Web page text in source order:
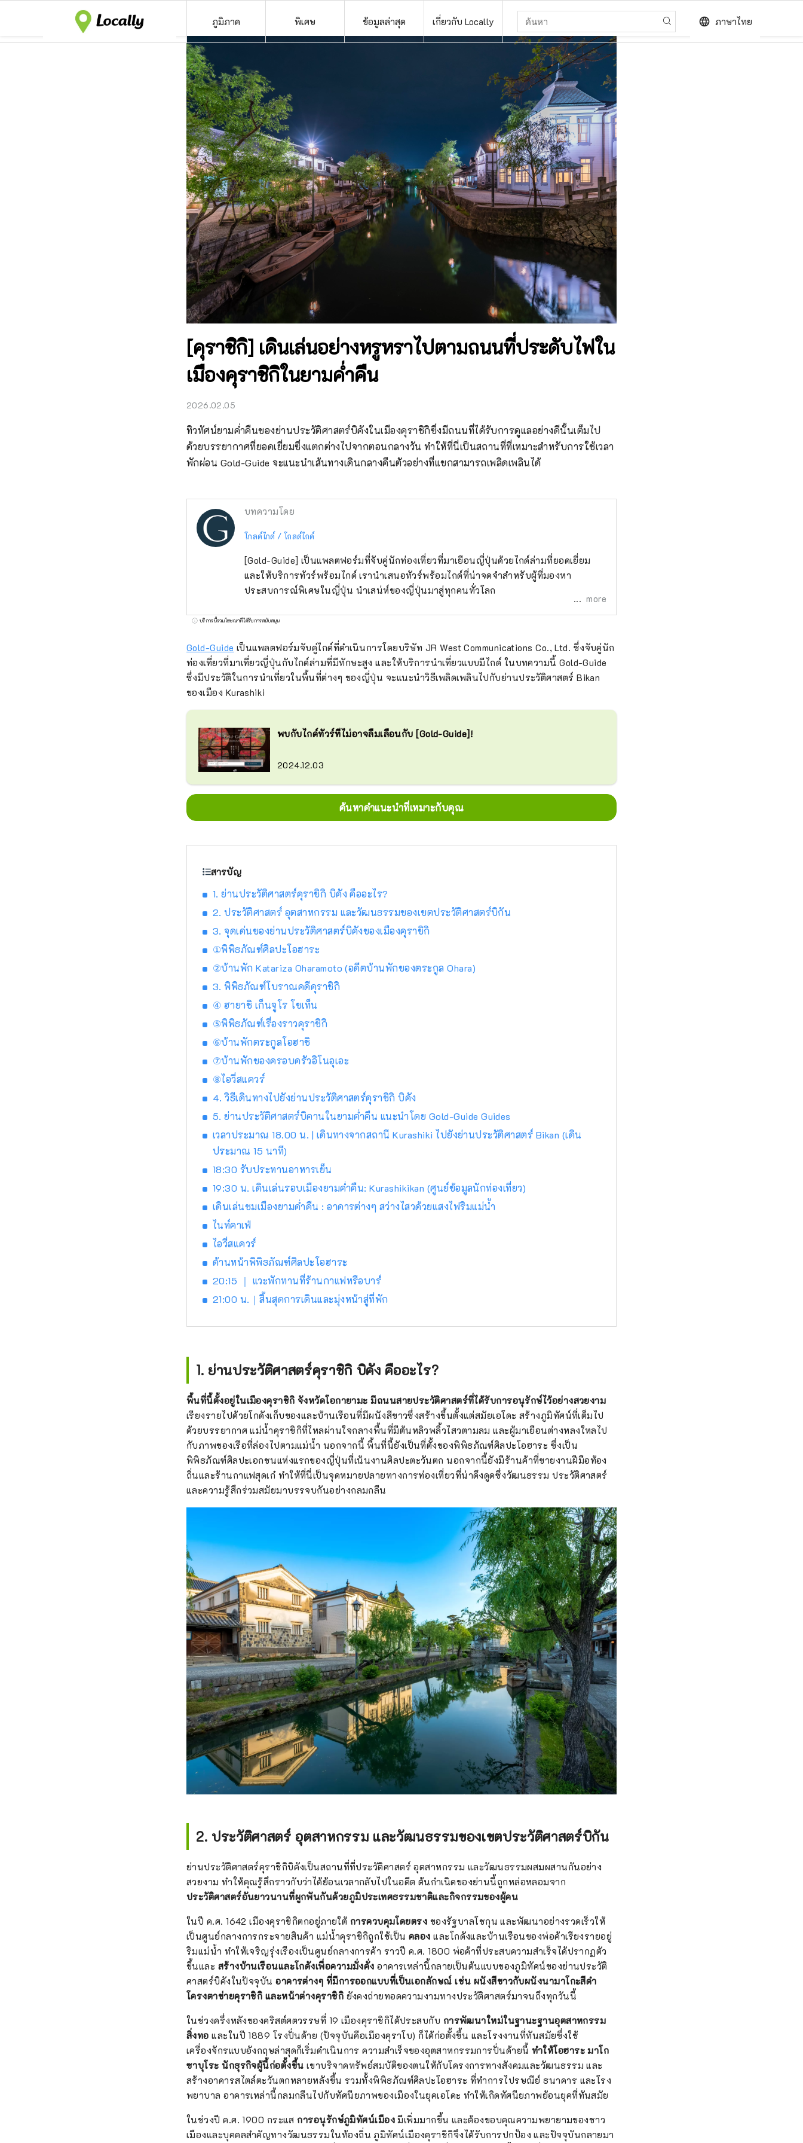
ภูมิภาค พิเศษ ข้อมูลล่าสุด เกี่ยวกับ Locally language ภาษาไทย
[คุราชิกิ] เดินเล่นอย่างหรูหราไปตามถนนที่ประดับไฟใน
เมืองคุราชิกิในยามค่ำคืน
2026.02.05
ทิวทัศน์ยามค่ำคืนของย่านประวัติศาสตร์บิคังในเมืองคุราชิกิซึ่งมีถนนที่ได้รับการดูแลอย่างดีนั้นเต็มไป
ด้วยบรรยากาศที่ยอดเยี่ยมซึ่งแตกต่างไปจากตอนกลางวัน ทำให้ที่นี่เป็นสถานที่ที่เหมาะสำหรับการใช้เวลา
พักผ่อน Gold-Guide จะแนะนำเส้นทางเดินกลางคืนตัวอย่างที่แขกสามารถเพลิดเพลินได้
บทความโดย
โกลด์ไกด์ / โกลด์ไกด์
[Gold-Guide] เป็นแพลตฟอร์มที่จับคู่นักท่องเที่ยวที่มาเยือนญี่ปุ่นด้วยไกด์ล่ามที่ยอดเยี่ยม
และให้บริการทัวร์พร้อมไกด์ เรานำเสนอทัวร์พร้อมไกด์ที่น่าจดจำสำหรับผู้ที่มองหา
ประสบการณ์พิเศษในญี่ปุ่น นำเสน่ห์ของญี่ปุ่นมาสู่ทุกคนทั่วโลก
more
บริการนี้รวมโฆษณาที่ได้รับการสนับสนุน
Gold-Guide เป็นแพลตฟอร์มจับคู่ไกด์ที่ดำเนินการโดยบริษัท JR West Communications Co., Ltd. ซึ่งจับคู่นัก
ท่องเที่ยวที่มาเที่ยวญี่ปุ่นกับไกด์ล่ามที่มีทักษะสูง และให้บริการนำเที่ยวแบบมีไกด์ ในบทความนี้ Gold-Guide
ซึ่งมีประวัติในการนำเที่ยวในพื้นที่ต่างๆ ของญี่ปุ่น จะแนะนำวิธีเพลิดเพลินไปกับย่านประวัติศาสตร์ Bikan
ของเมือง Kurashiki
พบกับไกด์ทัวร์ที่ไม่อาจลืมเลือนกับ [Gold-Guide]!
2024.12.03
ค้นหาคำแนะนำที่เหมาะกับคุณ
สารบัญ
1. ย่านประวัติศาสตร์คุราชิกิ บิคัง คืออะไร?
2. ประวัติศาสตร์ อุตสาหกรรม และวัฒนธรรมของเขตประวัติศาสตร์บิกัน
3. จุดเด่นของย่านประวัติศาสตร์บิคังของเมืองคุราชิกิ
①พิพิธภัณฑ์ศิลปะโอฮาระ
②บ้านพัก Katariza Oharamoto (อดีตบ้านพักของตระกูล Ohara)
3. พิพิธภัณฑ์โบราณคดีคุราชิกิ
④ ฮายาชิ เก็นจูโร โชเท็น
⑤พิพิธภัณฑ์เรื่องราวคุราชิกิ
⑥บ้านพักตระกูลโอฮาชิ
⑦บ้านพักของครอบครัวอิโนอุเอะ
⑧ไอวี่สแควร์
4. วิธีเดินทางไปยังย่านประวัติศาสตร์คุราชิกิ บิคัง
5. ย่านประวัติศาสตร์บิคานในยามค่ำคืน แนะนำโดย Gold-Guide Guides
เวลาประมาณ 18.00 น. | เดินทางจากสถานี Kurashiki ไปยังย่านประวัติศาสตร์ Bikan (เดิน
ประมาณ 15 นาที)
18:30 รับประทานอาหารเย็น
19:30 น. เดินเล่นรอบเมืองยามค่ำคืน: Kurashikikan (ศูนย์ข้อมูลนักท่องเที่ยว)
เดินเล่นชมเมืองยามค่ำคืน : อาคารต่างๆ สว่างไสวด้วยแสงไฟริมแม่น้ำ
ไนท์คาเฟ่
ไอวี่สแควร์
ด้านหน้าพิพิธภัณฑ์ศิลปะโอฮาระ
20:15 ｜ แวะพักทานที่ร้านกาแฟหรือบาร์
21:00 น.｜สิ้นสุดการเดินและมุ่งหน้าสู่ที่พัก
1. ย่านประวัติศาสตร์คุราชิกิ บิคัง คืออะไร?
พื้นที่นี้ตั้งอยู่ในเมืองคุราชิกิ จังหวัดโอกายามะ มีถนนสายประวัติศาสตร์ที่ได้รับการอนุรักษ์ไว้อย่างสวยงาม
เรียงรายไปด้วยโกดังเก็บของและบ้านเรือนที่มีผนังสีขาวซึ่งสร้างขึ้นตั้งแต่สมัยเอโดะ สร้างภูมิทัศน์ที่เต็มไป
ด้วยบรรยากาศ แม่น้ำคุราชิกิที่ไหลผ่านใจกลางพื้นที่มีต้นหลิวพลิ้วไสวตามลม และผู้มาเยือนต่างหลงใหลไป
กับภาพของเรือที่ล่องไปตามแม่น้ำ นอกจากนี้ พื้นที่นี้ยังเป็นที่ตั้งของพิพิธภัณฑ์ศิลปะโอฮาระ ซึ่งเป็น
พิพิธภัณฑ์ศิลปะเอกชนแห่งแรกของญี่ปุ่นที่เน้นงานศิลปะตะวันตก นอกจากนี้ยังมีร้านค้าที่ขายงานฝีมือท้อง
ถิ่นและร้านกาแฟสุดเก๋ ทำให้ที่นี่เป็นจุดหมายปลายทางการท่องเที่ยวที่น่าดึงดูดซึ่งวัฒนธรรม ประวัติศาสตร์
และความรู้สึกร่วมสมัยมาบรรจบกันอย่างกลมกลืน
2. ประวัติศาสตร์ อุตสาหกรรม และวัฒนธรรมของเขตประวัติศาสตร์บิกัน
ย่านประวัติศาสตร์คุราชิกิบิคังเป็นสถานที่ที่ประวัติศาสตร์ อุตสาหกรรม และวัฒนธรรมผสมผสานกันอย่าง
สวยงาม ทำให้คุณรู้สึกราวกับว่าได้ย้อนเวลากลับไปในอดีต ต้นกำเนิดของย่านนี้ถูกหล่อหลอมจาก
ประวัติศาสตร์อันยาวนานที่ผูกพันกันด้วยภูมิประเทศธรรมชาติและกิจกรรมของผู้คน
ในปี ค.ศ. 1642 เมืองคุราชิกิตกอยู่ภายใต้ การควบคุมโดยตรง ของรัฐบาลโชกุน และพัฒนาอย่างรวดเร็วให้
เป็นศูนย์กลางการกระจายสินค้า แม่น้ำคุราชิกิถูกใช้เป็นคลอง และโกดังและบ้านเรือนของพ่อค้าเรียงรายอยู่
ริมแม่น้ำ ทำให้เจริญรุ่งเรืองเป็นศูนย์กลางการค้า ราวปี ค.ศ. 1800 พ่อค้าที่ประสบความสำเร็จได้ปรากฏตัว
ขึ้นและ สร้างบ้านเรือนและโกดังเพื่อความมั่งคั่ง อาคารเหล่านี้กลายเป็นต้นแบบของภูมิทัศน์ของย่านประวัติ
ศาสตร์บิคังในปัจจุบันอาคารต่างๆ ที่มีการออกแบบที่เป็นเอกลักษณ์ เช่น ผนังสีขาวกับผนังนามาโกะสีดำ
โครงตาข่ายคุราชิกิ และหน้าต่างคุราชิกิ ยังคงถ่ายทอดความงามทางประวัติศาสตร์มาจนถึงทุกวันนี้
ในช่วงครึ่งหลังของคริสต์ศตวรรษที่ 19 เมืองคุราชิกิได้ประสบกับ การพัฒนาใหม่ในฐานะฐานอุตสาหกรรม
สิ่งทอ และในปี 1889 โรงปั่นด้าย (ปัจจุบันคือเมืองคุราโบ) ก็ได้ก่อตั้งขึ้น และโรงงานที่ทันสมัยซึ่งใช้
เครื่องจักรแบบอังกฤษล่าสุดก็เริ่มดำเนินการ ความสำเร็จของอุตสาหกรรมการปั่นด้ายนี้ ทำให้โอฮาระ มาโก
ซาบุโระ นักธุรกิจผู้นี้ก่อตั้งขึ้น เขาบริจาคทรัพย์สมบัติของตนให้กับโครงการทางสังคมและวัฒนธรรม และ
สร้างอาคารสไตล์ตะวันตกหลายหลังขึ้น รวมทั้งพิพิธภัณฑ์ศิลปะโอฮาระ ที่ทำการไปรษณีย์ ธนาคาร และโรง
พยาบาล อาคารเหล่านี้กลมกลืนไปกับทัศนียภาพของเมืองในยุคเอโดะ ทำให้เกิดทัศนียภาพย้อนยุคที่ทันสมัย
ในช่วงปี ค.ศ. 1900 กระแส การอนุรักษ์ภูมิทัศน์เมือง มีเพิ่มมากขึ้น และต้องขอบคุณความพยายามของชาว
เมืองและบุคคลสำคัญทางวัฒนธรรมในท้องถิ่น ภูมิทัศน์เมืองคุราชิกิจึงได้รับการปกป้อง และปัจจุบันกลายมา